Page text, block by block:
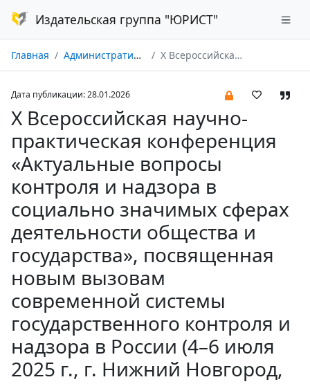
Издательская группа "ЮРИСТ"
Главная Административное право и процесс № 01/2026 X Всероссийская научно-практическая конференция «Актуальные вопросы контроля и надзора в социально значимых сферах деятельности общества и государства», посвященная новым вызовам современной системы государственного контроля и надзора в России (4–6 июля 2025 г., г. Нижний Новгород, Национальный исследовательский Нижегородский государственный университет имени Н.И. Лобачевского)
Дата публикации: 28.01.2026
X Всероссийская научно-
практическая конференция
«Актуальные вопросы
контроля и надзора в
социально значимых сферах
деятельности общества и
государства», посвященная
новым вызовам
современной системы
государственного контроля и
надзора в России (4–6 июля
2025 г., г. Нижний Новгород,